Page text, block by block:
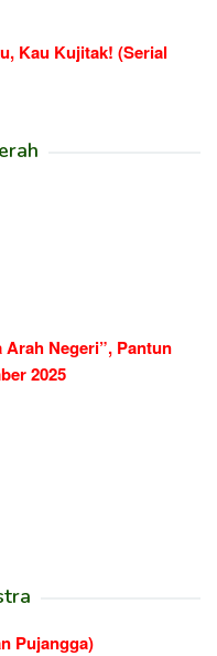
Kau Kujitak! (Serial
Arah Negeri”, Pantun
2025
Pujangga)